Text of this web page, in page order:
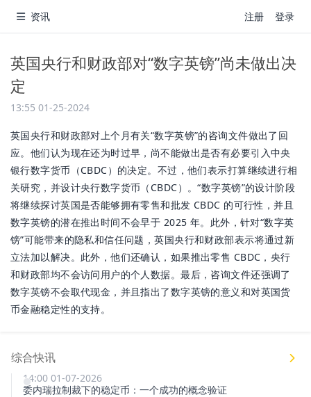
资讯 注册 登录
英国央行和财政部对“数字英镑”尚未做出决
定
13:55 01-25-2024
英国央行和财政部对上个月有关“数字英镑”的咨询文件做出了回
应。他们认为现在还为时过早，尚不能做出是否有必要引入中央
银行数字货币（CBDC）的决定。不过，他们表示打算继续进行相
关研究，并设计央行数字货币（CBDC）。“数字英镑”的设计阶段
将继续探讨英国是否能够拥有零售和批发 CBDC 的可行性，并且
数字英镑的潜在推出时间不会早于 2025 年。此外，针对“数字英
镑”可能带来的隐私和信任问题，英国央行和财政部表示将通过新
立法加以解决。此外，他们还确认，如果推出零售 CBDC，央行
和财政部均不会访问用户的个人数据。最后，咨询文件还强调了
数字英镑不会取代现金，并且指出了数字英镑的意义和对英国货
币金融稳定性的支持。
综合快讯
14:00 01-07-2026
委内瑞拉制裁下的稳定币：一个成功的概念验证